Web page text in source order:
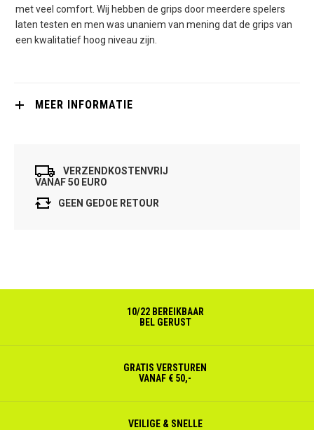
met veel comfort. Wij hebben de grips door meerdere spelers
laten testen en men was unaniem van mening dat de grips van
een kwalitatief hoog niveau zijn.
MEER INFORMATIE
VERZENDKOSTENVRIJ
VANAF 50 EURO
GEEN GEDOE RETOUR
10/22 BEREIKBAAR
BEL GERUST
GRATIS VERSTUREN
VANAF € 50,-
VEILIGE & SNELLE